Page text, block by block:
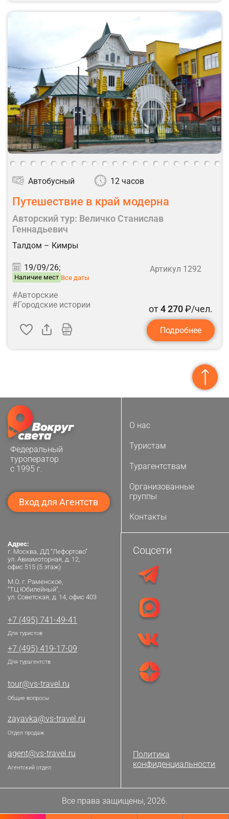
Автобусный 12 часов
Путешествие в край модерна
Авторский тур: Величко Станислав
Геннадьевич
Талдом – Кимры
19/09/26;
Наличие мест Все даты
Артикул 1292
#Авторские
#Городские истории
от4 270₽/чел.
Подробнее
Федеральный
туроператор
с 1995 г.
Вход для Агентств
О нас
Туристам
Турагентствам
Организованные
группы
Контакты
Адрес:
г. Москва, ДД “Лефортово”
ул. Авиамоторная, д. 12,
офис 515 (5 этаж)
М.О. г. Раменское,
“ТЦ Юбилейный”,
ул. Советская, д. 14, офис 403
+7 (495) 741-49-41
Для туристов
+7 (495) 419-17-09
Для турагентств
tour@vs-travel.ru
Общие вопросы
zayavka@vs-travel.ru
Отдел продаж
agent@vs-travel.ru
Агентский отдел
Соцсети
Политика
конфиденциальности
Все права защищены, 2026.